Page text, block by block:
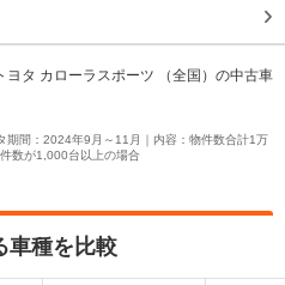
ヨタ カローラスポーツ （全国）の中古車
期間：2024年9月～11月｜内容：物件数合計1万
数が1,000台以上の場合
車種を比較